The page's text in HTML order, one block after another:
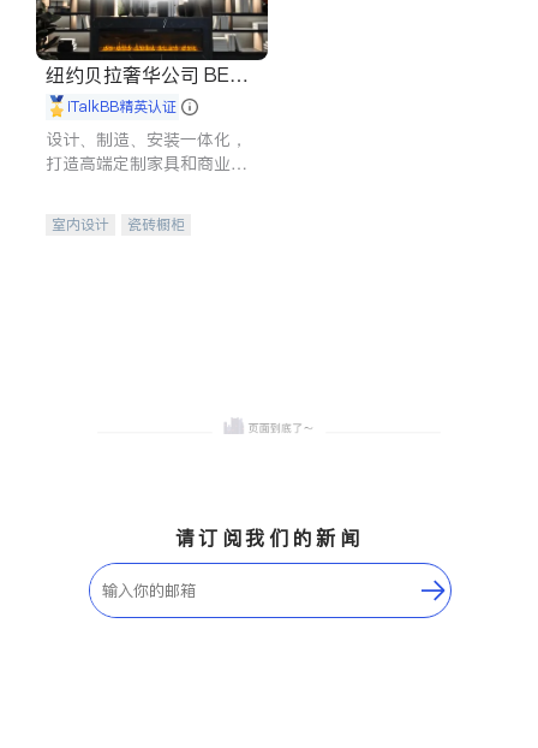
纽约贝拉奢华公司 BELL
A LUXE
iTalkBB精英认证
设计、制造、安装一体化，
打造高端定制家具和商业空
室内设计
瓷砖橱柜
请订阅我们的新闻